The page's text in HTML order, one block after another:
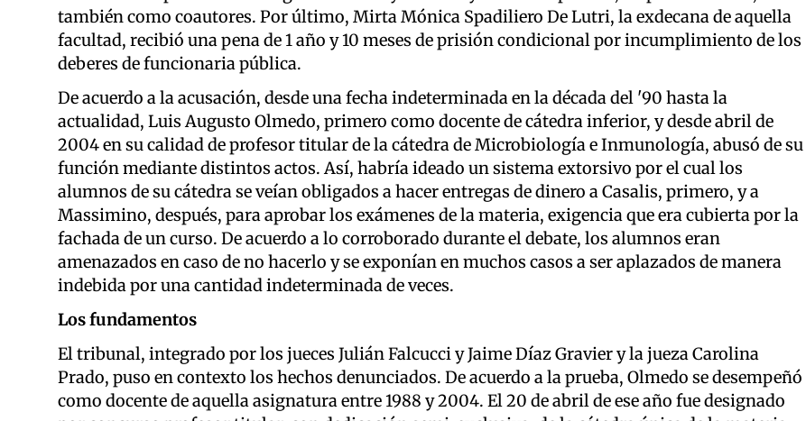
también como coautores. Por último, Mirta Mónica Spadiliero De Lutri, la exdecana de aquella
facultad, recibió una pena de 1 año y 10 meses de prisión condicional por incumplimiento de los
deberes de funcionaria pública.
De acuerdo a la acusación, desde una fecha indeterminada en la década del '90 hasta la
actualidad, Luis Augusto Olmedo, primero como docente de cátedra inferior, y desde abril de
2004 en su calidad de profesor titular de la cátedra de Microbiología e Inmunología, abusó de su
función mediante distintos actos. Así, habría ideado un sistema extorsivo por el cual los
alumnos de su cátedra se veían obligados a hacer entregas de dinero a Casalis, primero, y a
Massimino, después, para aprobar los exámenes de la materia, exigencia que era cubierta por la
fachada de un curso. De acuerdo a lo corroborado durante el debate, los alumnos eran
amenazados en caso de no hacerlo y se exponían en muchos casos a ser aplazados de manera
indebida por una cantidad indeterminada de veces.
Los fundamentos
El tribunal, integrado por los jueces Julián Falcucci y Jaime Díaz Gravier y la jueza Carolina
Prado, puso en contexto los hechos denunciados. De acuerdo a la prueba, Olmedo se desempeñó
como docente de aquella asignatura entre 1988 y 2004. El 20 de abril de ese año fue designado